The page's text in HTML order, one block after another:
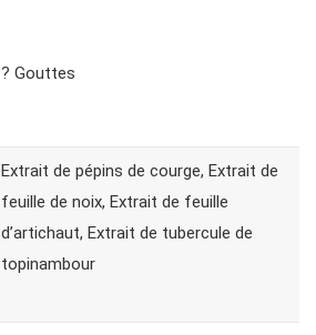
? Gouttes
Extrait de pépins de courge, Еxtrait de
feuille de noix, Еxtrait de feuille
d’artichaut, Еxtrait de tubercule de
topinambour